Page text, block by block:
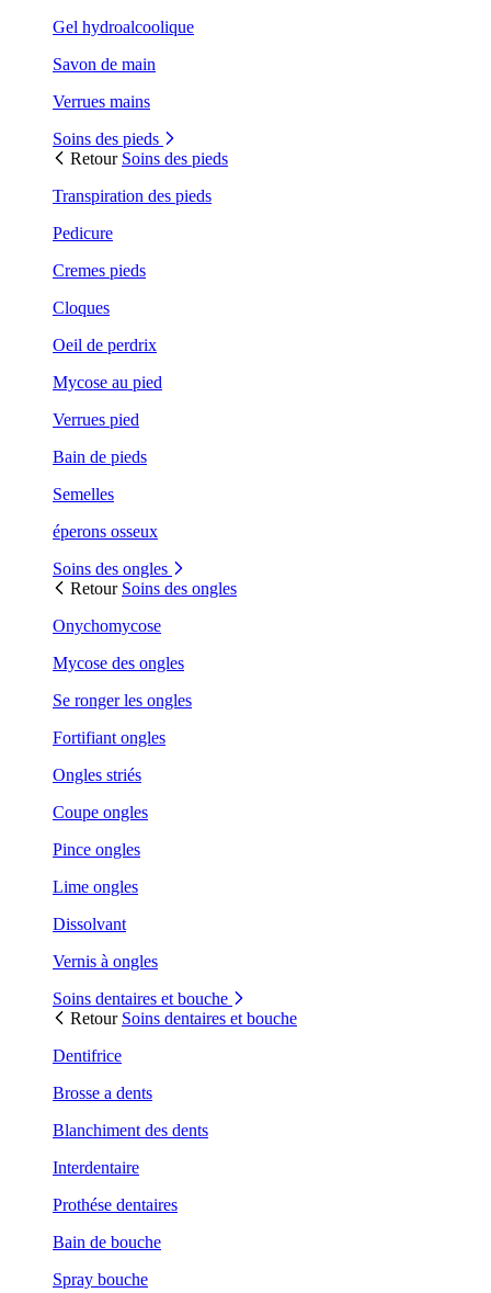
Gel hydroalcoolique
Savon de main
Verrues mains
Soins des pieds
Retour Soins des pieds
Transpiration des pieds
Pedicure
Cremes pieds
Cloques
Oeil de perdrix
Mycose au pied
Verrues pied
Bain de pieds
Semelles
éperons osseux
Soins des ongles
Retour Soins des ongles
Onychomycose
Mycose des ongles
Se ronger les ongles
Fortifiant ongles
Ongles striés
Coupe ongles
Pince ongles
Lime ongles
Dissolvant
Vernis à ongles
Soins dentaires et bouche
Retour Soins dentaires et bouche
Dentifrice
Brosse a dents
Blanchiment des dents
Interdentaire
Prothése dentaires
Bain de bouche
Spray bouche